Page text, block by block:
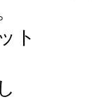
ト